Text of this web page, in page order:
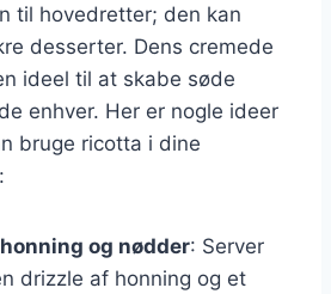
til hovedretter; den kan
desserter. Dens cremede
ideel til at skabe søde
enhver. Her er nogle ideer
bruge ricotta i dine
og nødder: Server
drizzle af honning og et